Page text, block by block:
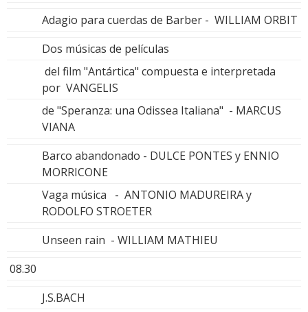
Adagio para cuerdas de Barber - WILLIAM ORBIT
Dos músicas de películas
del film "Antártica" compuesta e interpretada
por VANGELIS
de "Speranza: una Odissea Italiana" - MARCUS
VIANA
Barco abandonado - DULCE PONTES y ENNIO
MORRICONE
Vaga música - ANTONIO MADUREIRA y
RODOLFO STROETER
Unseen rain - WILLIAM MATHIEU
08.30
J.S.BACH